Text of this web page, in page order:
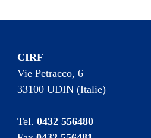
CIRF
Vie Petracco, 6
33100 UDIN (Italie)
Tel.0432 556480